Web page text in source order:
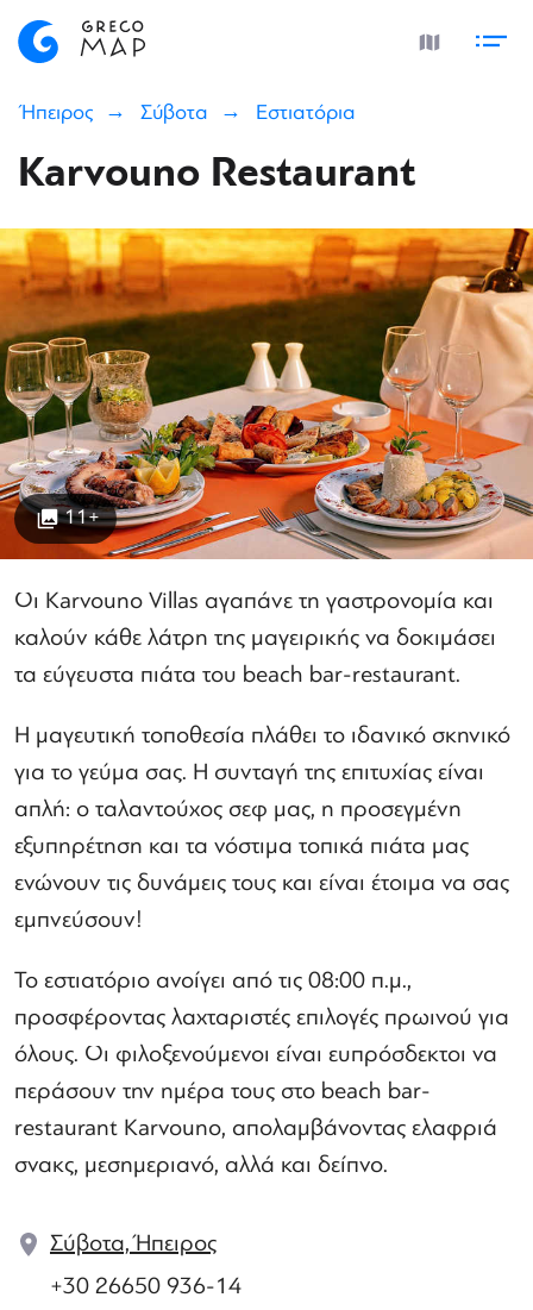
Ήπειρος Σύβοτα Εστιατόρια
Karvouno Restaurant
11+
Οι Karvouno Villas αγαπάνε τη γαστρονομία και
καλούν κάθε λάτρη της μαγειρικής να δοκιμάσει
τα εύγευστα πιάτα του beach bar-restaurant.
Η μαγευτική τοποθεσία πλάθει το ιδανικό σκηνικό
για το γεύμα σας. Η συνταγή της επιτυχίας είναι
απλή: ο ταλαντούχος σεφ μας, η προσεγμένη
εξυπηρέτηση και τα νόστιμα τοπικά πιάτα μας
ενώνουν τις δυνάμεις τους και είναι έτοιμα να σας
εμπνεύσουν!
Το εστιατόριο ανοίγει από τις 08:00 π.μ.,
προσφέροντας λαχταριστές επιλογές πρωινού για
όλους. Οι φιλοξενούμενοι είναι ευπρόσδεκτοι να
περάσουν την ημέρα τους στο beach bar-
restaurant Karvouno, απολαμβάνοντας ελαφριά
σνακς, μεσημεριανό, αλλά και δείπνο.
Σύβοτα, Ήπειρος
+30 26650 936-14